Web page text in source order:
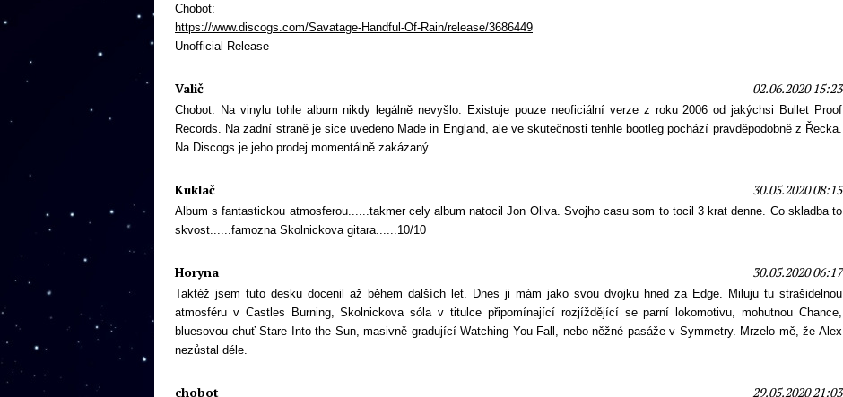
Chobot:
https://www.discogs.com/Savatage-Handful-Of-Rain/release/3686449
Unofficial Release
Valič 02.06.2020 15:23
Chobot: Na vinylu tohle album nikdy legálně nevyšlo. Existuje pouze neoficiální verze z roku 2006 od jakýchsi Bullet Proof
Records. Na zadní straně je sice uvedeno Made in England, ale ve skutečnosti tenhle bootleg pochází pravděpodobně z Řecka.
Na Discogs je jeho prodej momentálně zakázaný.
Kuklač 30.05.2020 08:15
Album s fantastickou atmosferou......takmer cely album natocil Jon Oliva. Svojho casu som to tocil 3 krat denne. Co skladba to
skvost......famozna Skolnickova gitara......10/10
Horyna 30.05.2020 06:17
Taktéž jsem tuto desku docenil až během dalších let. Dnes ji mám jako svou dvojku hned za Edge. Miluju tu strašidelnou
atmosféru v Castles Burning, Skolnickova sóla v titulce připomínající rozjíždějící se parní lokomotivu, mohutnou Chance,
bluesovou chuť Stare Into the Sun, masivně gradující Watching You Fall, nebo něžné pasáže v Symmetry. Mrzelo mě, že Alex
nezůstal déle.
chobot 29.05.2020 21:03